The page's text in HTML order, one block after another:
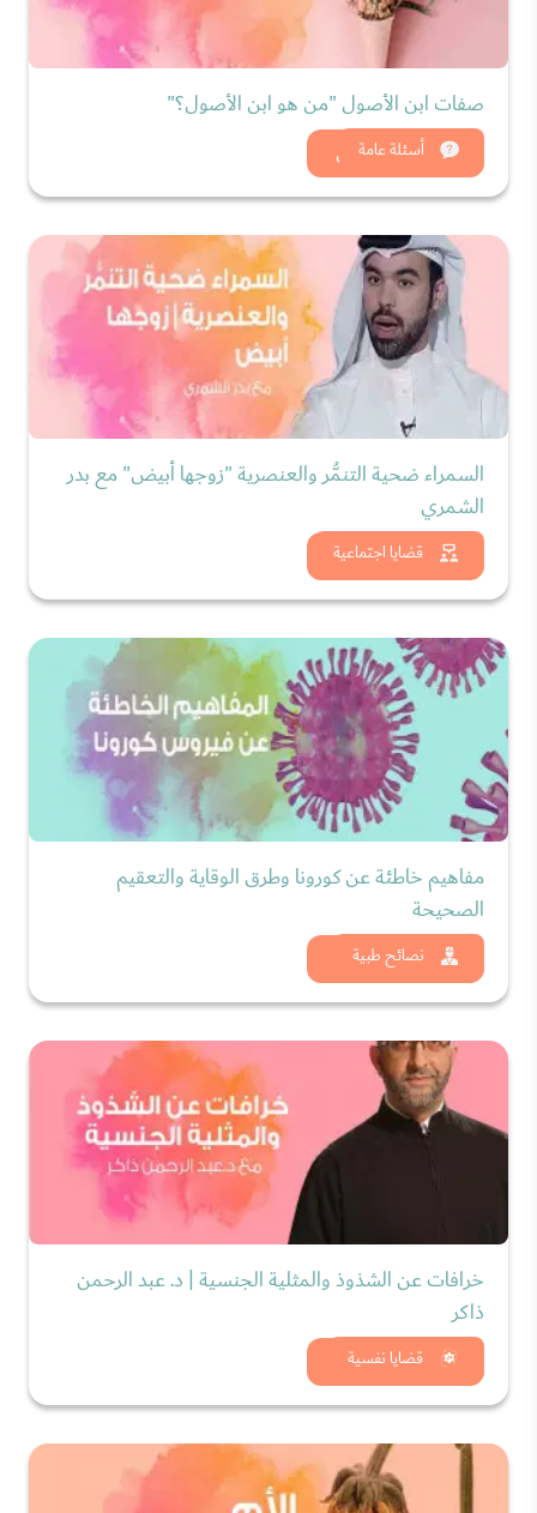
أسئلة عامة
صفات ابن الأصول "من هو ابن الأصول؟"
شاهد الان
قضايا اجتماعية
السمراء ضحية التنمُّر والعنصرية "زوجها أبيض" مع بدر
الشمري
شاهد الان
نصائح طبية
مفاهيم خاطئة عن كورونا وطرق الوقاية والتعقيم
الصحيحة
شاهد الان
قضايا نفسية
خرافات عن الشذوذ والمثلية الجنسية | د. عبد الرحمن
ذاكر
شاهد الان